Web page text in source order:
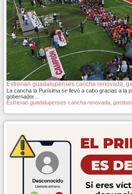
Estrenan guadalupenses cancha renovada,
La cancha la Purísima se llevó a cabo gracias a la
gobernador…
Estrenan guadalupenses cancha renovada,